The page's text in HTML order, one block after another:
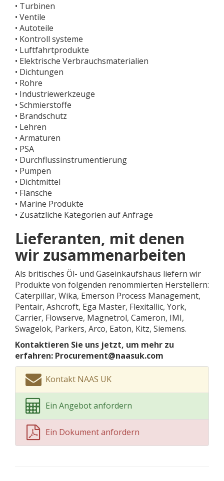
• Turbinen
• Ventile
• Autoteile
• Kontroll systeme
• Luftfahrtprodukte
• Elektrische Verbrauchsmaterialien
• Dichtungen
• Rohre
• Industriewerkzeuge
• Schmierstoffe
• Brandschutz
• Lehren
• Armaturen
• PSA
• Durchflussinstrumentierung
• Pumpen
• Dichtmittel
• Flansche
• Marine Produkte
• Zusätzliche Kategorien auf Anfrage
Lieferanten, mit denen
wir zusammenarbeiten
Als britisches Öl- und Gaseinkaufshaus liefern wir
Produkte von folgenden renommierten Herstellern:
Caterpillar, Wika, Emerson Process Management,
Pentair, Ashcroft, Ega Master, Flexitallic, York,
Carrier, Flowserve, Magnetrol, Cameron, IMI,
Swagelok, Parkers, Arco, Eaton, Kitz, Siemens.
Kontaktieren Sie uns jetzt, um mehr zu
erfahren: Procurement@naasuk.com
Kontakt NAAS UK
Ein Angebot anfordern
Ein Dokument anfordern